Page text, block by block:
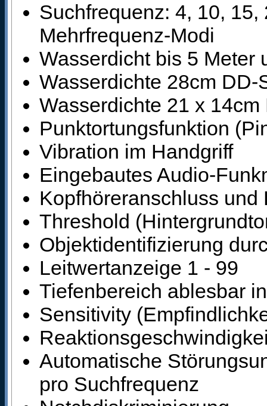
Suchfrequenz: 4, 10,
Mehrfrequenz-Modi
Wasserdicht bis 5 Meter
Wasserdichte 28cm DD-
Wasserdichte 21 x
Punktortungsfunktion
Vibration im Handgriff
Eingebautes Audio-
Kopfhöreranschluss
Threshold
Objektidentifizierung
Leitwertanzeige 1 - 99
Tiefenbereich ablesbar
Sensitivity
Automatische
pro Suchfrequenz